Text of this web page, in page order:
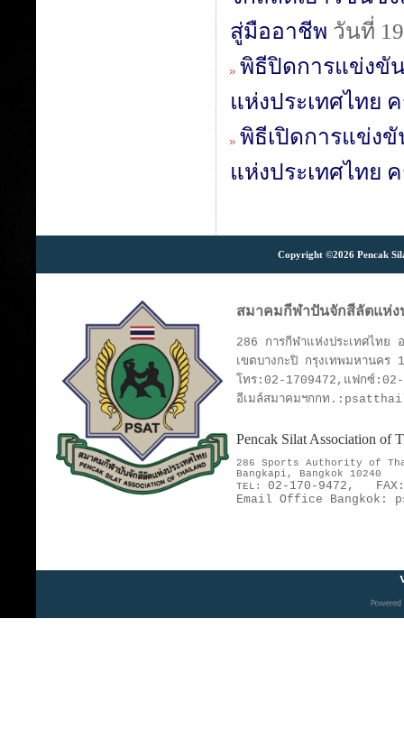
สู่มืออาชีพ วันที่
พิธีปิดการแข่งขั
แห่งประเทศไทย
พิธีเปิดการแข่ง
แห่งประเทศไทย
Copyright ©2026 Pencak
สมาคมกีฬาปันจักสีลัตแห่ง
286 การกีฬาแห่งประเทศไท
เขตบางกะปิ กรุงเทพมหานคร
โทร:02-1709472,แฟกซ์:02-
อีเมล์สมาคมฯกกท
Pencak Silat Association of
286 Sports Authority of
Bangkapi, Bangkok 10240
TEL: 02-170-9472,
FAX:
Email Office Bangkok: